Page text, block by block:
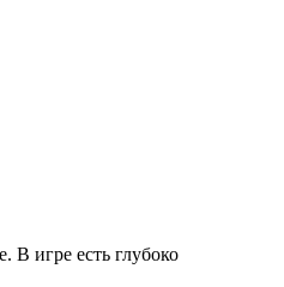
В игре есть глубоко